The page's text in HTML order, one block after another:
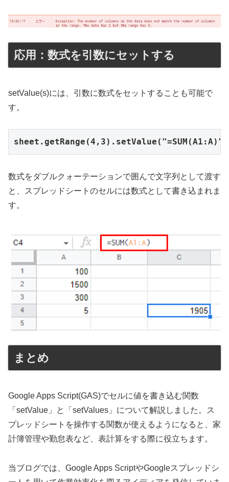
応用：数式を引数にセットする
setValue(s)には、引数に数式をセットすることも可能で
す。
数式をダブルクォーテーションで囲んで文字列として渡す
と、スプレッドシートのセルには数式として書き込まれま
す。
まとめ
Google Apps Script(GAS)でセルに値を書き込む関数
「setValue」と「setValues」について解説しました。ス
プレッドシートを操作する関数が使えるようになると、家
計簿管理や勤怠表など、表計算をする際に役立ちます。
当ブログでは、Google Apps ScriptやGoogleスプレッドシ